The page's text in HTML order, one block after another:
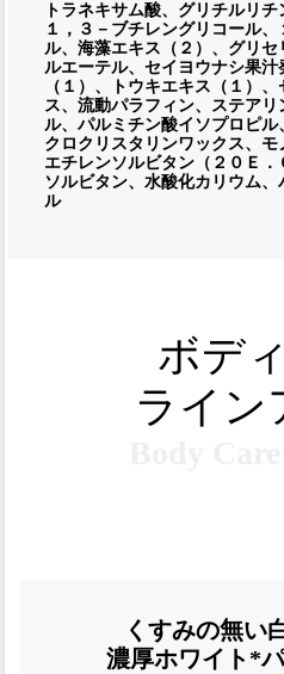
トラネキサム酸、グリチルリチ
１，３－ブチレングリコール
ル、海藻エキス（２）、グリ
ルエーテル、セイヨウナシ果
（１）、トウキエキス（１）
ス、流動パラフィン、ステア
ル、パルミチン酸イソプロピ
クロクリスタリンワックス、
エチレンソルビタン（２０Ｅ
ソルビタン、水酸化カリウム
ル
ボデ
ライン
くすみの無い
濃厚ホワイト*